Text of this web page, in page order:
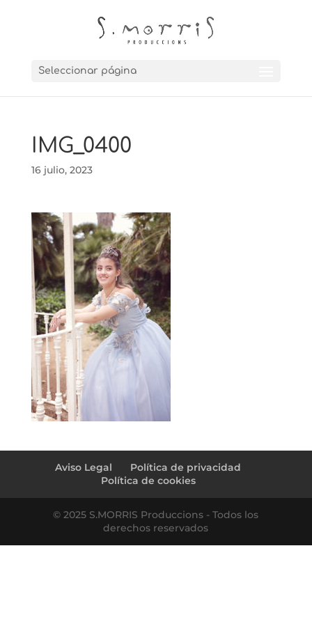
Seleccionar página
IMG_0400
16 julio, 2023
Aviso Legal
Política de privacidad
Política de cookies
© 2025 S.MORRIS Produccions - Todos los
derechos reservados